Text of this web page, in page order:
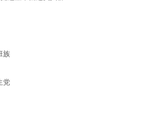
族
党